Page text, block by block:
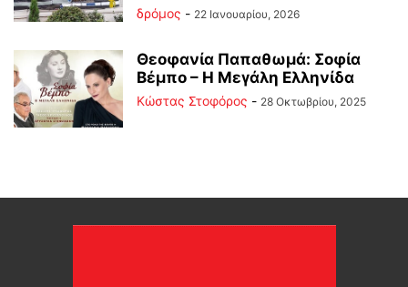
δρόμος - 22 Ιανουαρίου, 2026
Θεοφανία Παπαθωμά: Σοφία
Βέμπο – Η Μεγάλη Ελληνίδα
Κώστας Στοφόρος - 28 Οκτωβρίου, 2025